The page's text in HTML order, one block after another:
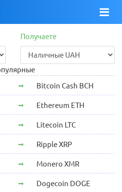
Получаете
Bitcoin Cash BCH
Ethereum ETH
Litecoin LTC
Ripple XRP
Monero XMR
Dogecoin DOGE